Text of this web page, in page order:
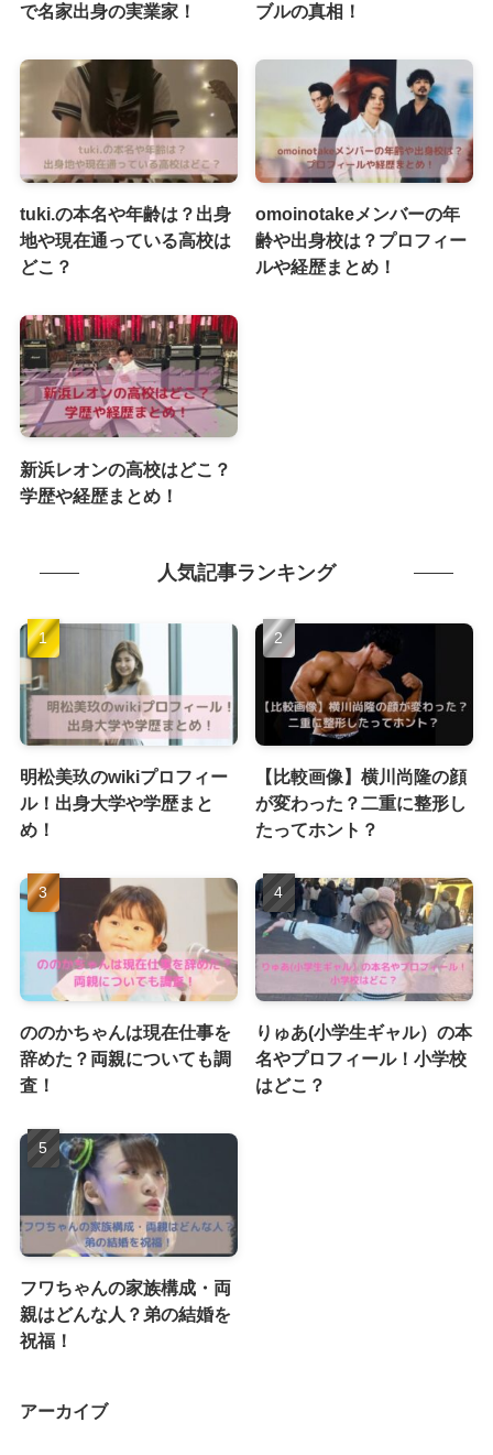
で名家出身の実業家！ ブルの真相！
tuki.の本名や年齢は？出身
地や現在通っている高校は
どこ？
omoinotakeメンバーの年
齢や出身校は？プロフィー
ルや経歴まとめ！
新浜レオンの高校はどこ？
学歴や経歴まとめ！
人気記事ランキング
明松美玖のwikiプロフィー
ル！出身大学や学歴まと
め！
【比較画像】横川尚隆の顔
が変わった？二重に整形し
たってホント？
ののかちゃんは現在仕事を
辞めた？両親についても調
査！
りゅあ(小学生ギャル）の本
名やプロフィール！小学校
はどこ？
フワちゃんの家族構成・両
親はどんな人？弟の結婚を
祝福！
アーカイブ